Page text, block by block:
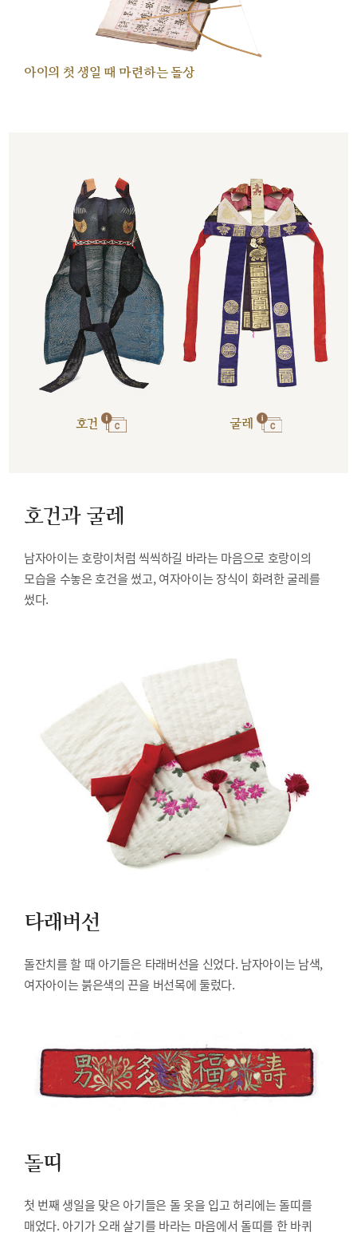
아이의 첫 생일 때 마련하는 돌상
호건 굴레
호건과 굴레
남자아이는 호랑이처럼 씩씩하길 바라는 마음으로 호랑이의
모습을 수놓은 호건을 썼고, 여자아이는 장식이 화려한 굴레를
썼다.
타래버선
돌잔치를 할 때 아기들은 타래버선을 신었다. 남자아이는 남색,
여자아이는 붉은색의 끈을 버선목에 둘렀다.
돌띠
첫 번째 생일을 맞은 아기들은 돌 옷을 입고 허리에는 돌띠를
매었다. 아기가 오래 살기를 바라는 마음에서 돌띠를 한 바퀴